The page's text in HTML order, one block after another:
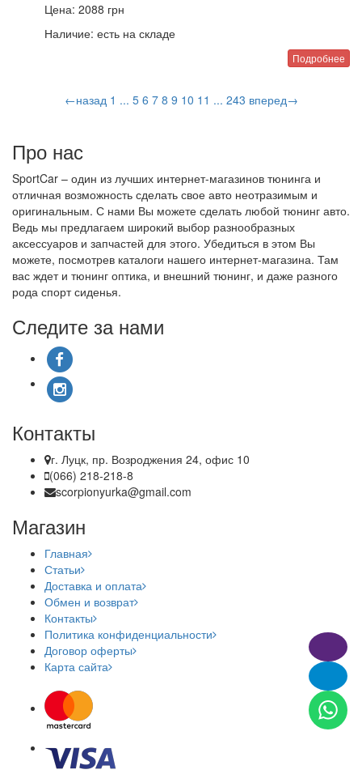
Цена: 2088 грн
Наличие: есть на складе
Подробнее
←назад 1 ... 5 6 7 8 9 10 11 ... 243 вперед→
Про нас
SportCar – один из лучших интернет-магазинов тюнинга и
отличная возможность сделать свое авто неотразимым и
оригинальным. С нами Вы можете сделать любой тюнинг авто.
Ведь мы предлагаем широкий выбор разнообразных
аксессуаров и запчастей для этого. Убедиться в этом Вы
можете, посмотрев каталоги нашего интернет-магазина. Там
вас ждет и тюнинг оптика, и внешний тюнинг, и даже разного
рода спорт сиденья.
Следите за нами
Контакты
г. Луцк, пр. Возроджения 24, офис 10
(066) 218-218-8
scorpionyurka@gmail.com
Магазин
Главная
Статьи
Доставка и оплата
Обмен и возврат
Контакты
Политика конфиденциальности
Договор оферты
Карта сайта